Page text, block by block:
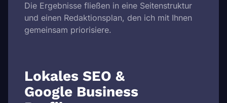
Die Ergebnisse fließen in eine Seitenstruktur
und einen Redaktionsplan, den ich mit Ihnen
gemeinsam priorisiere.
Lokales SEO &
Google Business